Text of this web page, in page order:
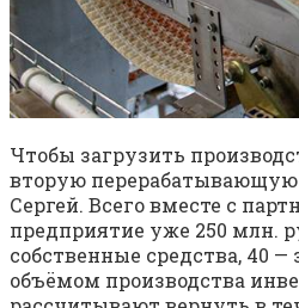
Чтобы загрузить
вторую
Сергей. Всего вместе с
предприятие уже 250 млн.
собственные средства, 40
объёмом производства